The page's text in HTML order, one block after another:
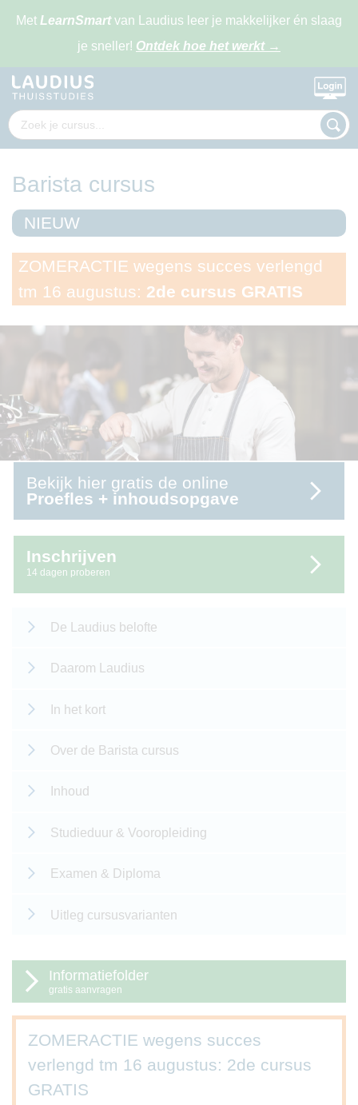
Met LearnSmartvan Laudius leer je makkelijker én slaag
je sneller! Ontdek hoe het werkt →
Barista cursus
NIEUW
ZOMERACTIE wegens succes verlengd
tm 16 augustus: 2de cursus GRATIS
Bekijk hier gratis de online
Proefles + inhoudsopgave
Inschrijven
14 dagen proberen
De Laudius belofte
Daarom Laudius
In het kort
Over de Barista cursus
Inhoud
Studieduur & Vooropleiding
Examen & Diploma
Uitleg cursusvarianten
Informatiefolder
gratis aanvragen
ZOMERACTIE wegens succes
verlengd tm 16 augustus: 2de cursus
GRATIS